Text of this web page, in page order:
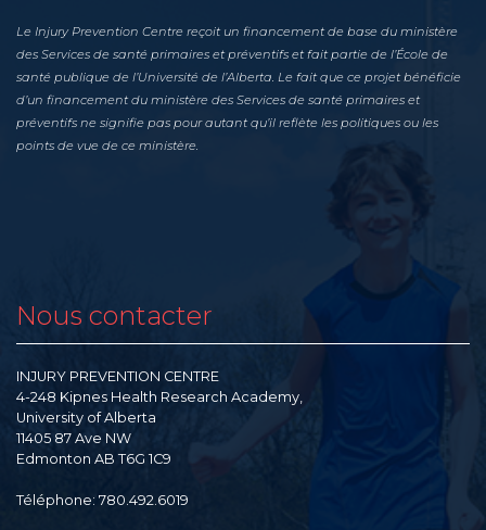
Le Injury Prevention Centre reçoit un financement de base du ministère
des Services de santé primaires et préventifs et fait partie de l’École de
santé publique de l’Université de l’Alberta. Le fait que ce projet bénéficie
d’un financement du ministère des Services de santé primaires et
préventifs ne signifie pas pour autant qu’il reflète les politiques ou les
points de vue de ce ministère.
Nous contacter
INJURY PREVENTION CENTRE
4-248 Kipnes Health Research Academy,
University of Alberta
11405 87 Ave NW
Edmonton AB T6G 1C9
Téléphone: 780.492.6019